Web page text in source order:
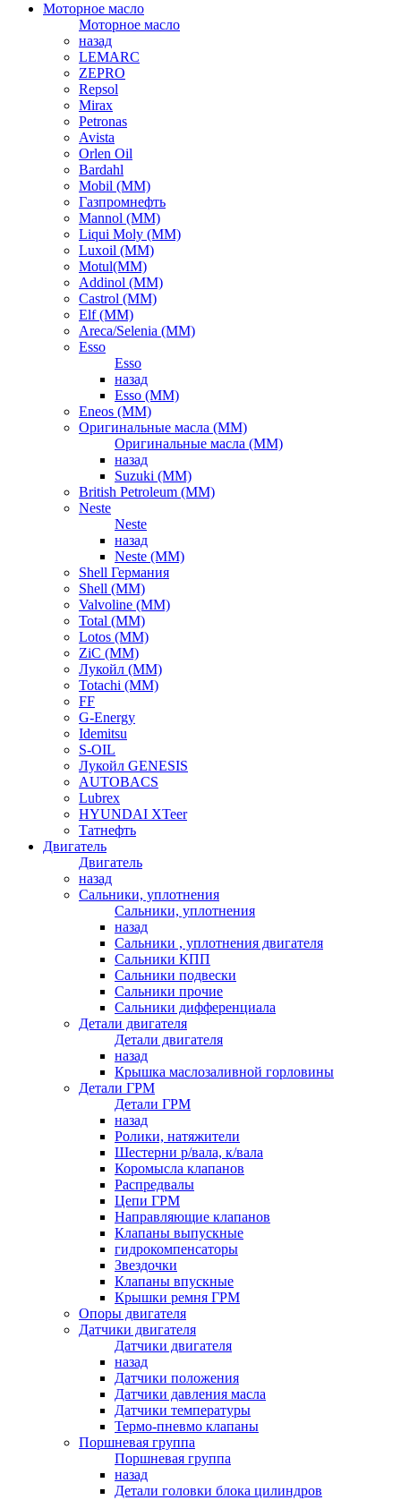
Моторное масло
Моторное масло
назад
LEMARC
ZEPRO
Repsol
Mirax
Petronas
Avista
Orlen Oil
Bardahl
Mobil (ММ)
Газпромнефть
Mannol (ММ)
Liqui Moly (ММ)
Luxoil (ММ)
Motul(ММ)
Addinol (ММ)
Castrol (ММ)
Elf (ММ)
Areca/Selenia (ММ)
Esso
Esso
назад
Esso (ММ)
Eneos (ММ)
Оригинальные масла (ММ)
Оригинальные масла (ММ)
назад
Suzuki (ММ)
British Petroleum (ММ)
Neste
Neste
назад
Neste (ММ)
Shell Германия
Shell (ММ)
Valvoline (ММ)
Total (ММ)
Lotos (ММ)
ZiC (ММ)
Лукойл (ММ)
Totachi (MM)
FF
G-Energy
Idemitsu
S-OIL
Лукойл GENESIS
AUTOBACS
Lubrex
HYUNDAI XTeer
Татнефть
Двигатель
Двигатель
назад
Сальники, уплотнения
Сальники, уплотнения
назад
Сальники , уплотнения двигателя
Сальники КПП
Сальники подвески
Сальники прочие
Сальники дифференциала
Детали двигателя
Детали двигателя
назад
Крышка маслозаливной горловины
Детали ГРМ
Детали ГРМ
назад
Ролики, натяжители
Шестерни р/вала, к/вала
Коромысла клапанов
Распредвалы
Цепи ГРМ
Направляющие клапанов
Клапаны выпускные
гидрокомпенсаторы
Звездочки
Клапаны впускные
Крышки ремня ГРМ
Опоры двигателя
Датчики двигателя
Датчики двигателя
назад
Датчики положения
Датчики давления масла
Датчики температуры
Термо-пневмо клапаны
Поршневая группа
Поршневая группа
назад
Детали головки блока цилиндров